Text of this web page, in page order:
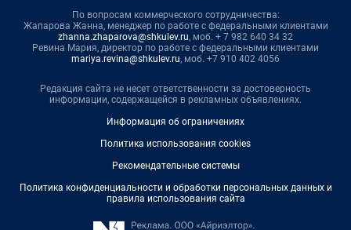
По вопросам коммерческого сотрудничества:
Жапарова Жанна, менеджер по работе с федеральными клиентами
zhanna.zhaparova@shkulev.ru, моб. + 7 982 640 34 32
Ревина Мария, директор по работе с федеральными клиентами
mariya.revina@shkulev.ru, моб. +7 910 402 4056
Редакция сайта не несет ответственности за достоверность
информации, содержащейся в рекламных объявлениях.
Информация об ограничениях
Политика использования cookies
Рекомендательные системы
Политика конфиденциальности и обработки персональных данных и
правила использования сайта